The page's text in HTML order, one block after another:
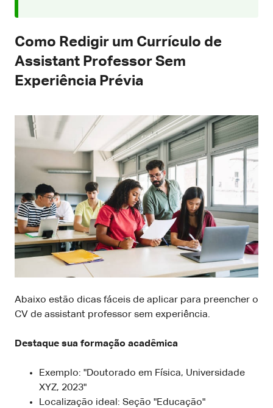
Como Redigir um Currículo de
Assistant Professor Sem
Experiência Prévia
Abaixo estão dicas fáceis de aplicar para preencher o
CV de assistant professor sem experiência.
Destaque sua formação acadêmica
Exemplo: "Doutorado em Física, Universidade
XYZ, 2023"
Localização ideal: Seção "Educação"